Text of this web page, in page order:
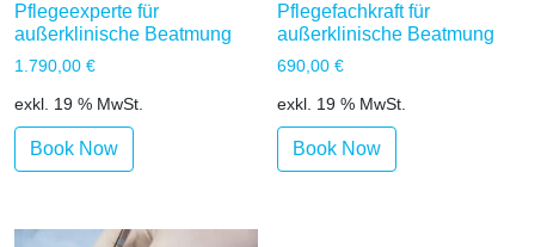
Pflegeexperte für
außerklinische Beatmung
1.790,00 €
exkl. 19 % MwSt.
Book Now
Pflegefachkraft für
außerklinische Beatmung
690,00€
exkl. 19 % MwSt.
Book Now